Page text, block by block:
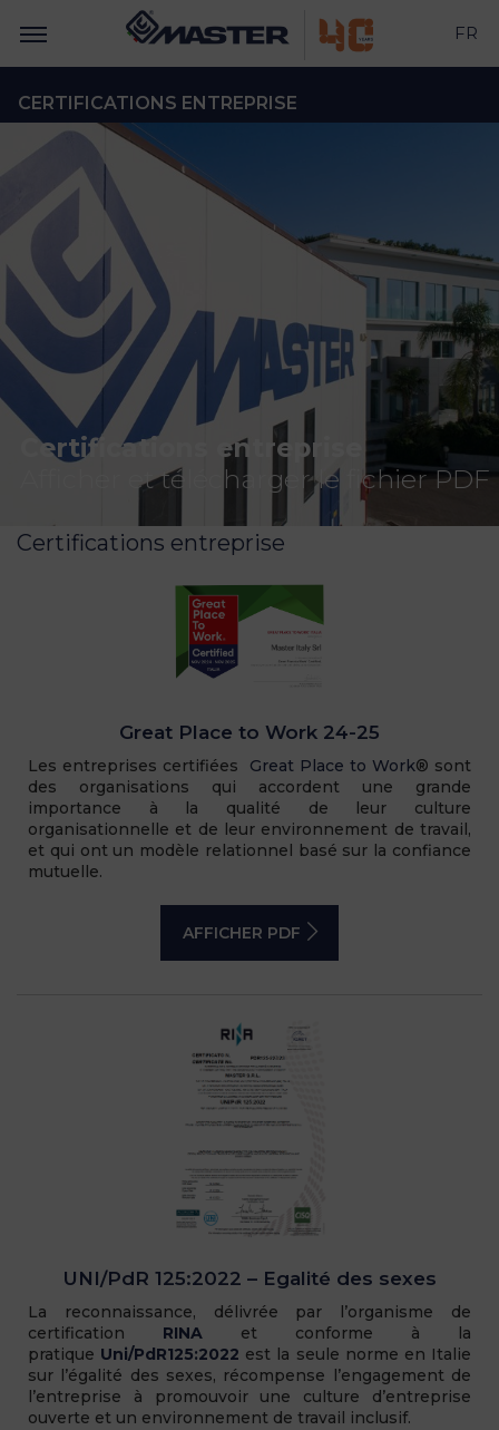
FR
CERTIFICATIONS ENTREPRISE
Certifications entreprise
Afficher et télécharger le fichier PDF
Certifications entreprise
Great Place to Work 24-25
Les entreprises certifiées Great Place to Work® sont
des organisations qui accordent une grande
importance à la qualité de leur culture
organisationnelle et de leur environnement de travail,
et qui ont un modèle relationnel basé sur la confiance
mutuelle.
AFFICHER PDF
UNI/PdR 125:2022 – Egalité des sexes
La reconnaissance, délivrée par l’organisme de
certification RINA et conforme à la
pratique Uni/PdR125:2022 est la seule norme en Italie
sur l’égalité des sexes, récompense l’engagement de
l’entreprise à promouvoir une culture d’entreprise
ouverte et un environnement de travail inclusif.